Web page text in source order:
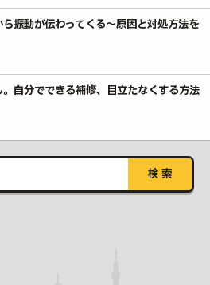
振動が伝わってくる〜原因と対処方法を
自分でできる補修、目立たなくする方法